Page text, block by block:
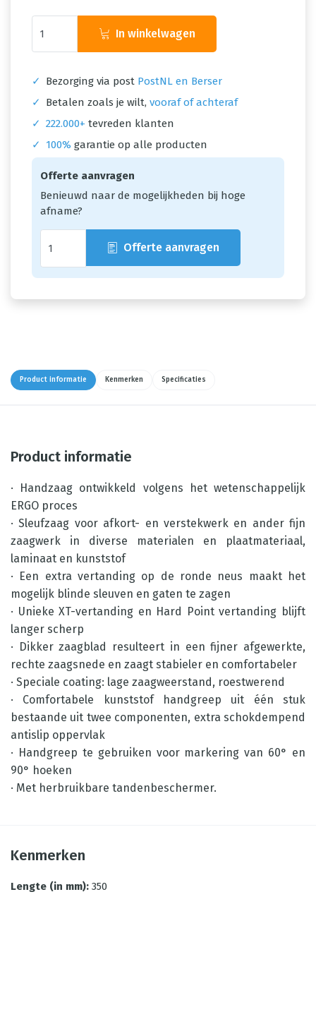
In winkelwagen
✓ Bezorging via post PostNL en Berser
✓
Betalen zoals je wilt, vooraf of achteraf
✓ 222.000+ tevreden klanten
✓
100% garantie op alle producten
Offerte aanvragen
Benieuwd naar de mogelijkheden bij hoge
afname?
Offerte aanvragen
Product informatie Kenmerken Specificaties
Product informatie
· Handzaag ontwikkeld volgens het wetenschappelijk
ERGO proces
· Sleufzaag voor afkort- en verstekwerk en ander fijn
zaagwerk in diverse materialen en plaatmateriaal,
laminaat en kunststof
· Een extra vertanding op de ronde neus maakt het
mogelijk blinde sleuven en gaten te zagen
· Unieke XT-vertanding en Hard Point vertanding blijft
langer scherp
· Dikker zaagblad resulteert in een fijner afgewerkte,
rechte zaagsnede en zaagt stabieler en comfortabeler
· Speciale coating: lage zaagweerstand, roestwerend
· Comfortabele kunststof handgreep uit één stuk
bestaande uit twee componenten, extra schokdempend
antislip oppervlak
· Handgreep te gebruiken voor markering van 60° en
90° hoeken
· Met herbruikbare tandenbeschermer.
Kenmerken
Lengte (in mm): 350